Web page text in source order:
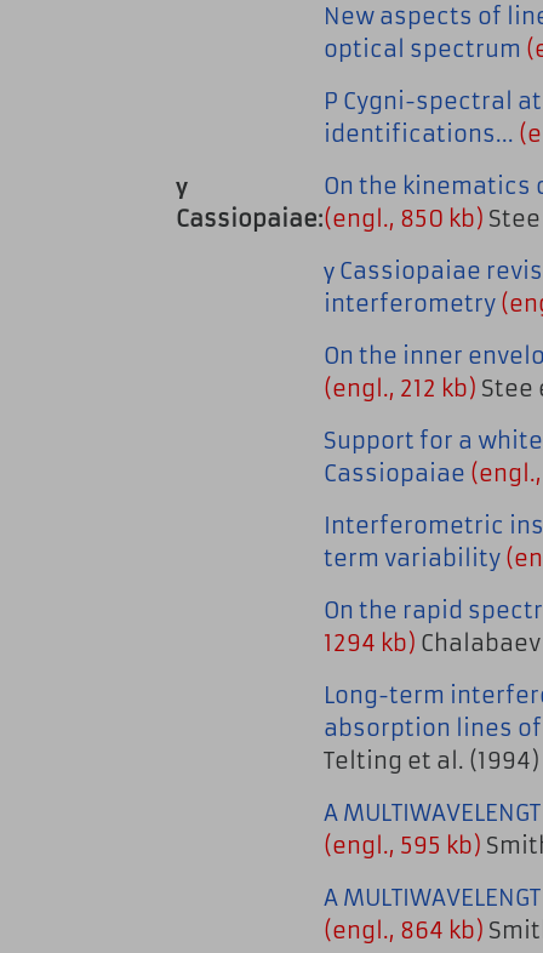
New aspects of
optical spectrum
P Cygni-spectral
identifications...
γ
Cassiopaiae:
On the kinematics
(engl., 850 kb)
γ Cassiopaiae
interferometry
On the inner
(engl., 212 kb) Stee
Support for a
Cassiopaiae
Interferometric
term variability
On the rapid
1294 kb)
Long-term
absorption lines
Telting et al. (1994)
A
(engl., 595 kb)
A
(engl., 864 kb)